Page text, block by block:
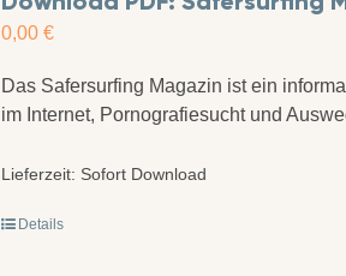
0,00 €
Das Safersurfing Magazin ist ein
im Internet, Pornografiesucht und
Lieferzeit: Sofort Download
Details